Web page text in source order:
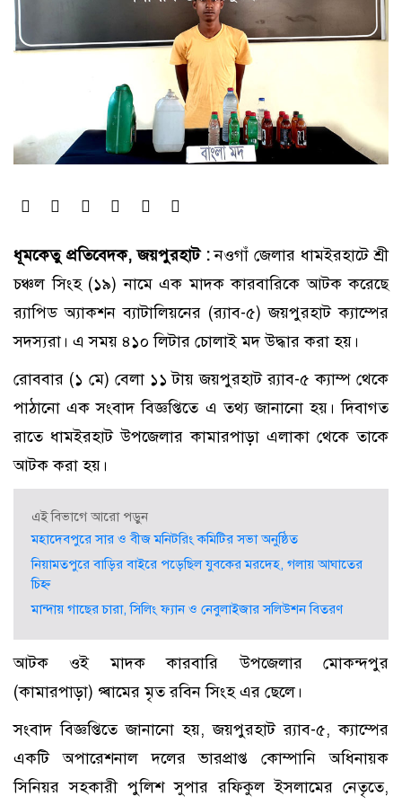
ধূমকেতু প্রতিবেদক, জয়পুরহাট :নওগাঁ জেলার ধামইরহাটে শ্রী
চঞ্চল সিংহ (১৯) নামে এক মাদক কারবারিকে আটক করেছে
র‍্যাপিড অ্যাকশন ব্যাটালিয়নের (র‌্যাব-৫) জয়পুরহাট ক্যাম্পের
সদস্যরা। এ সময় ৪১০ লিটার চোলাই মদ উদ্ধার করা হয়।
রোববার (১ মে) বেলা ১১ টায় জয়পুরহাট র‌্যাব-৫ ক্যাম্প থেকে
পাঠানো এক সংবাদ বিজ্ঞপ্তিতে এ তথ্য জানানো হয়। দিবাগত
রাতে ধামইরহাট উপজেলার কামারপাড়া এলাকা থেকে তাকে
আটক করা হয়।
এই বিভাগে আরো পড়ুন
মহাদেবপুরে সার ও বীজ মনিটরিং কমিটির সভা অনুষ্ঠিত
নিয়ামতপুরে বাড়ির বাইরে পড়েছিল যুবকের মরদেহ, গলায় আঘাতের
চিহ্ন
মান্দায় গাছের চারা, সিলিং ফ্যান ও নেবুলাইজার সলিউশন বিতরণ
আটক ওই মাদক কারবারি উপজেলার মোকন্দপুর
(কামারপাড়া) গ্ৰামের মৃত রবিন সিংহ এর ছেলে।
সংবাদ বিজ্ঞপ্তিতে জানানো হয়, জয়পুরহাট র‌্যাব-৫, ক্যাম্পের
একটি অপারেশনাল দলের ভারপ্রাপ্ত কোম্পানি অধিনায়ক
সিনিয়র সহকারী পুলিশ সুপার রফিকুল ইসলামের নেতৃতে,